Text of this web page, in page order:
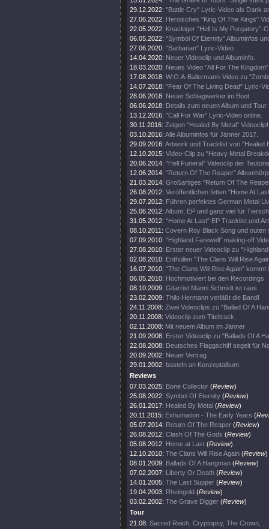
29.12.2022: "Battle Cry" Lyric-Video als Dank
27.06.2022: Heroisches "King Of The Kings"
22.05.2022: Knackiger "Hell Is My Purgatory"-
06.05.2022: "Symbol Of Eternity" Albuminfos
27.06.2020: "Barbarian" Lyric-Video
14.04.2020: Neuer Videoclip und Albuminfo.
18.03.2020: Neues Video "All For The
17.08.2018: W:O:A-Ballermann-Video zu
14.07.2018: "Fear Of The Living Dead" Lyric-
28.06.2018: Neuer Schlagwerker im Boot
06.06.2018: Details zum neuen Album und Tour
13.12.2016: "Call For War" Lyric-Video online.
30.11.2016: Zeigen "Healed By Metal" Videoclip!
03.10.2016: Alle Albuminfos für Jänner 2017.
29.09.2016: Artwork und Tracklist von "Healed
12.10.2015: Video-Clip zu "Heavy Metal
20.06.2014: "Hell Funeral" Videoclip der
12.06.2014: "Return Of The Reaper"
21.03.2014: Großartiges "Return Of The
26.08.2012: Veröffentlichen fetten "Home At
29.07.2012: Führen perfektes German Metal
25.06.2012: Album, EP und ganz viel für
31.05.2012: "Home At Last" EP Tracklist und
08.10.2011: Covern Roy Black Song und outen
07.09.2010: "Highland Farewell" making-off
27.08.2010: Erster neuer Videoclip zu
02.08.2010: Enthüllen "The Clans Will Rise
16.07.2010: "The Clans Will Rise Again" kommt
06.05.2010: Hochmotiviert bei den Recordings
08.10.2009: Gitarrist Manni Schmidt ist raus
23.02.2009: Thilo Hermann verläßt die Band!
24.11.2008: Zwei Videoclips zu "Ballad Of A
20.11.2008: Videoclip zum Titeltrack.
02.11.2008: Mit neuem Album im Jänner
21.09.2008: Erster Videoclip zu "Ballads Of A
22.08.2008: Deutsches Flaggschiff segelt für
20.09.2002: Neuer Vertrag
29.01.2002: basteln an Konzeptalbum
Reviews
07.03.2025: Bone Collector (Review)
25.08.2022: Symbol Of Eternity (Review)
26.01.2017: Healed By Metal (Review)
20.11.2015: Exhumation - The Early Years (
05.07.2014: Return Of The Reaper (Review)
26.08.2012: Clash Of The Gods (Review)
05.08.2012: Home at Last (Review)
12.10.2010: The Clans Will Rise Again (Review)
08.01.2009: Ballads Of A Hangman (Review)
07.02.2007: Liberty Or Death (Review)
14.01.2005: The Last Supper (Review)
19.04.2003: Rheingold (Review)
03.02.2002: The Grave Digger (Review)
Tour
21.08: Sacred Reich, Cryptopsy, The Crown, ...